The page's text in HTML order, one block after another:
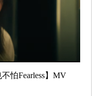
怕Fearless】MV